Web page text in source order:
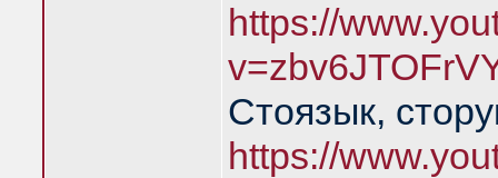
https://
Стоязык,
https://